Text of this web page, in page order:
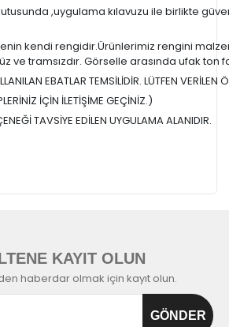
,uygulama kılavuzu ile birlikte
kendi rengidir.Ürünlerimiz rengini
ve tramsızdır. Görselle arasında ufak ton
EBATLAR TEMSİLİDİR. LÜTFEN VERİLEN
İÇİN İLETİŞİME GEÇİNİZ.)
TAVSİYE EDİLEN UYGULAMA ALANIDIR.
KAYIT OLUN
haberdar olmak için kayıt olun.